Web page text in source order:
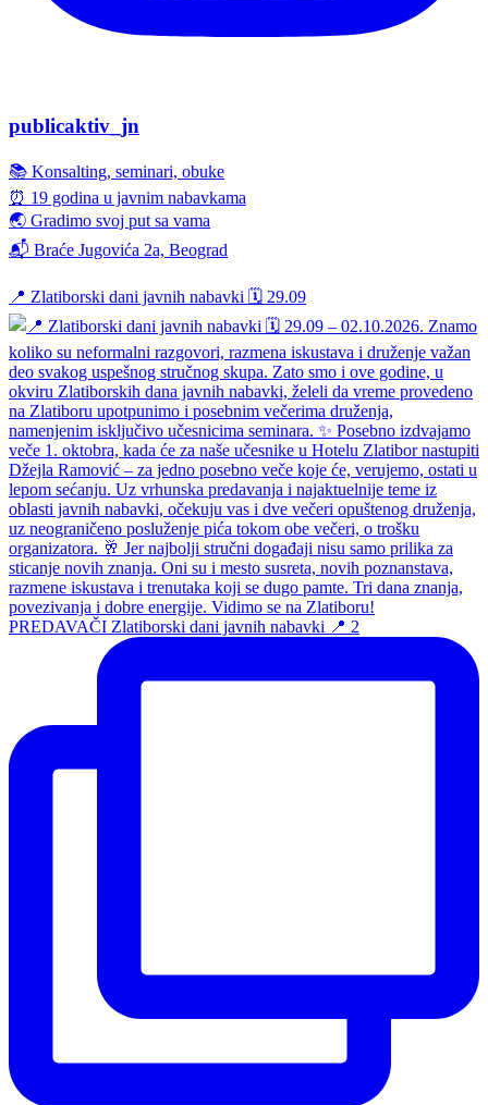
publicaktiv_jn
📚 Konsalting, seminari, obuke
⏰ 19 godina u javnim nabavkama
🌏 Gradimo svoj put sa vama
📬 Braće Jugovića 2a, Beograd
📍 Zlatiborski dani javnih nabavki 🗓️ 29.09
PREDAVAČI Zlatiborski dani javnih nabavki 📍 2